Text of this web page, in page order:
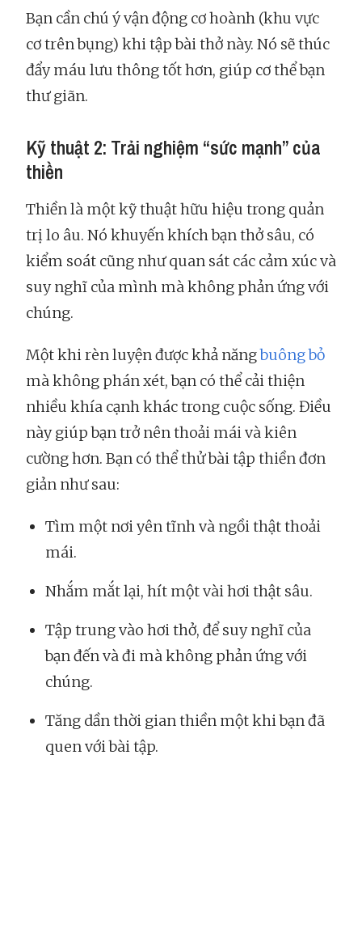
Bạn cần chú ý vận động cơ hoành (khu vực
cơ trên bụng) khi tập bài thở này. Nó sẽ thúc
đẩy máu lưu thông tốt hơn, giúp cơ thể bạn
thư giãn.
Kỹ thuật 2: Trải nghiệm “sức mạnh” của
thiền
Thiền là một kỹ thuật hữu hiệu trong quản
trị lo âu. Nó khuyến khích bạn thở sâu, có
kiểm soát cũng như quan sát các cảm xúc và
suy nghĩ của mình mà không phản ứng với
chúng.
Một khi rèn luyện được khả năngbuông bỏ
mà không phán xét, bạn có thể cải thiện
nhiều khía cạnh khác trong cuộc sống. Điều
này giúp bạn trở nên thoải mái và kiên
cường hơn. Bạn có thể thử bài tập thiền đơn
giản như sau:
Tìm một nơi yên tĩnh và ngồi thật thoải
mái.
Nhắm mắt lại, hít một vài hơi thật sâu.
Tập trung vào hơi thở, để suy nghĩ của
bạn đến và đi mà không phản ứng với
chúng.
Tăng dần thời gian thiền một khi bạn đã
quen với bài tập.